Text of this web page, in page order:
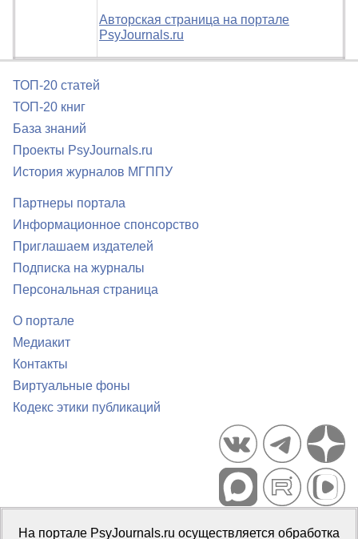
Авторская страница на портале
PsyJournals.ru
ТОП-20 статей
ТОП-20 книг
База знаний
Проекты PsyJournals.ru
История журналов МГППУ
Партнеры портала
Информационное спонсорство
Приглашаем издателей
Подписка на журналы
Персональная страница
О портале
Медиакит
Контакты
Виртуальные фоны
Кодекс этики публикаций
Портал психологических изданий PsyJournals.ru, 2007–2026
На портале PsyJournals.ru осуществляется обработка